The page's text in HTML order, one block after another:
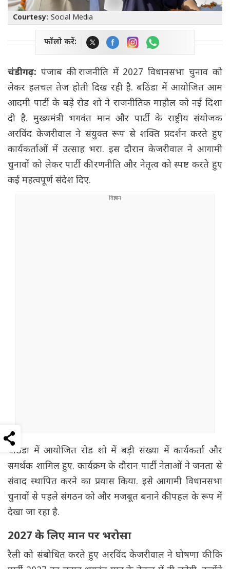
Courtesy: Social Media
फॉलो करें:
चंडीगढ़: पंजाब की राजनीति में 2027 विधानसभा चुनाव को
लेकर हलचल तेज होती दिख रही है. बठिंडा में आयोजित आम
आदमी पार्टी के बड़े रोड शो ने राजनीतिक माहौल को नई दिशा
दी है. मुख्यमंत्री भगवंत मान और पार्टी के राष्ट्रीय संयोजक
अरविंद केजरीवाल ने संयुक्त रूप से शक्ति प्रदर्शन करते हुए
कार्यकर्ताओं में उत्साह भरा. इस दौरान केजरीवाल ने आगामी
चुनावों को लेकर पार्टी की रणनीति और नेतृत्व को स्पष्ट करते हुए
कई महत्वपूर्ण संदेश दिए.
बठिंडा में आयोजित रोड शो में बड़ी संख्या में कार्यकर्ता और
समर्थक शामिल हुए. कार्यक्रम के दौरान पार्टी नेताओं ने जनता से
संवाद स्थापित करने का प्रयास किया. इसे आगामी विधानसभा
चुनावों से पहले संगठन को और मजबूत बनाने की पहल के रूप में
देखा जा रहा है.
2027 के लिए मान पर भरोसा
रैली को संबोधित करते हुए अरविंद केजरीवाल ने घोषणा की कि